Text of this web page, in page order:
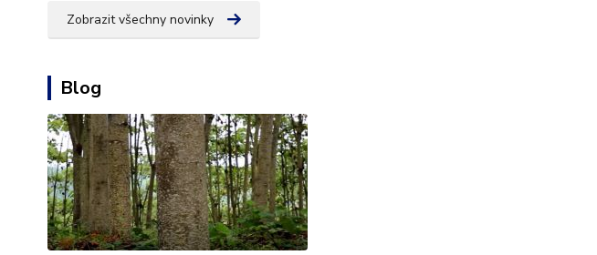
Zobrazit všechny novinky
Blog